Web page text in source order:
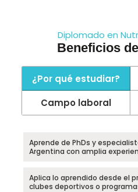
Diplomado en
Beneficios
¿Por qué estudiar?
Campo laboral
Aprende de PhDs y
Argentina con amplia
Aplica lo aprendido desde el
clubes deportivos o